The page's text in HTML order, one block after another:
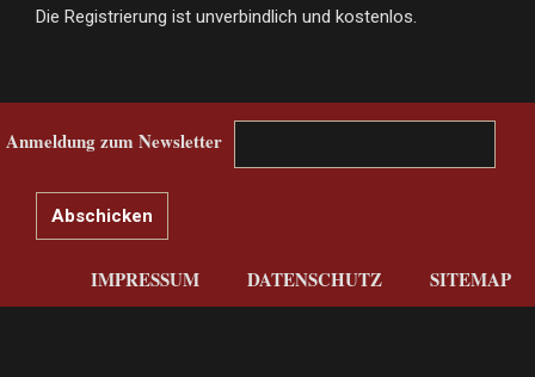
Die Registrierung ist unverbindlich und kostenlos.
Anmeldung zum Newsletter
IMPRESSUM DATENSCHUTZ SITEMAP